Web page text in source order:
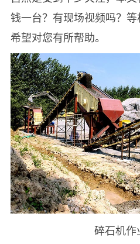
钱一台？有现场视频吗？等
希望对您有所帮助。
碎石机作